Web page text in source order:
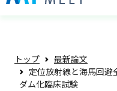
トップ
最新論文
定位放射線と海馬回避
ダム化臨床試験